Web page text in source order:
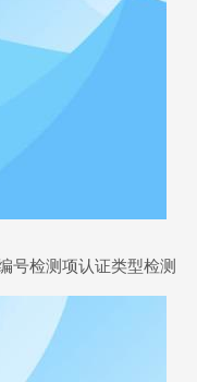
检测项认证类型检测报